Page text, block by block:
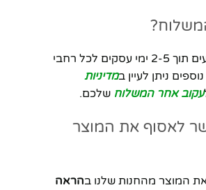
המשלוחים מגיעים תוך 2-5 ימי עסקים לכל רחבי
ניתן לעיין במדיניות
עקוב אחר המשלוח שלכם.
לאסוף את המוצר
את המוצר מהחנות שלנו בהראה